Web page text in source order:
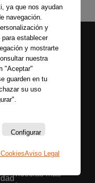
ya que nos ayudan
navegación.
y
establecer
y mostrarte
nuestra
"Aceptar"
guarden en tu
su uso
Configurar
Aviso Legal
Únete a nuestras
redes sociales y
entérate primero
noticias más